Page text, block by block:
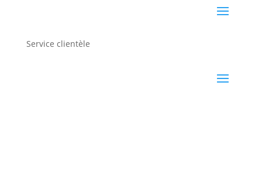
Service clientèle